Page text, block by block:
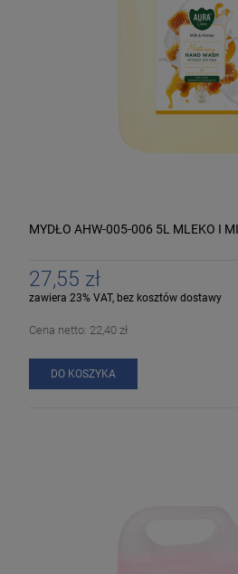
MYDŁO AHW-005-006 5L MLEKO I
27,55 zł
zawiera 23% VAT, bez kosztów dostawy
Cena netto: 22,40 zł
DO KOSZYKA